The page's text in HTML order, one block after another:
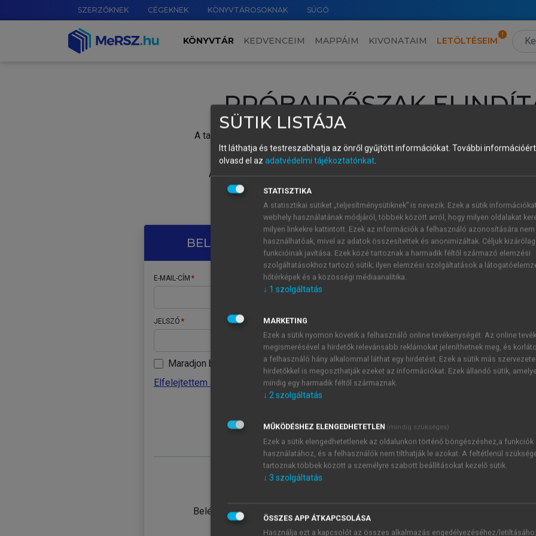
SZERZŐKNEK CÉGEKNEK KÖNYVTÁROSOKNAK SÚGÓ
KÖNYVTÁR KEDVENCEIM MAPPÁIM KIVONATAIM LETÖLTÉSEIM
PRÓBAIDŐSZAK
A tartalom megtekintéséhez lépj be a saját fiókoddal, iskolai azonosítóddal vagy
Új felhasználóként1 óra díjmentes hozzáférésrevagy
A próbaidőszak elindításához,
vagy hozz
A regisztráció után a
BELÉPÉS SAJÁT FIÓKKAL
E-MAIL-CÍM
JELSZÓ
Maradjon belépve
Elfelejtettem a jelszavamat
Belépés intézményi azonosítóval
ÚJ FIÓK
1 óra
JELSZÓ
Kérek értesítést a MeRSZ
Kérek értesítést az
SÜTIK LISTÁJA
Itt láthatja és testreszabhatja az önről gyűjtött információkat. További
olvasd el az adatvédelmi tájékoztatónkat.
STATISZTIKA
A statisztikai sütiket „teljesítménysütiknek” is nevezik. Ezek a sütik
webhely használatának módjáról, többek között arról, hogy milyen oldalakat
milyen linkekre kattintott. Ezek az információk a felhasználó azonosítására nem
használhatóak, mivel az adatok összesítettek és anonimizáltak. Céljuk
funkcióinak javítása. Ezek közé tartoznak a harmadik féltől származó elemzési
szolgáltatásokhoz tartozó sütik; ilyen elemzési szolgáltatások a
hőtérképek és a közösségi médiaanalitika.
↓ 1 szolgáltatás
MARKETING
Ezek a sütik nyomon követik a felhasználó online tevékenységét. Az online
megismerésével a hirdetők relevánsabb reklámokat jeleníthetnek meg, és
a felhasználó hány alkalommal láthat egy hirdetést. Ezek a sütik más
hirdetőkkel is megoszthatják ezeket az információkat. Ezek állandó sütik,
mindig egy harmadik féltől származnak.
↓ 2szolgáltatás
MŰKÖDÉSHEZ ELENGEDHETETLEN (mindig szükséges)
Ezek a sütik elengedhetetlenek az oldalunkon történő böngészéshez,a funkciók
használatához, és a felhasználók nem tilthatják le azokat. A feltétlenül
tartoznak többek között a személyre szabott beállításokat kezelő sütik.
↓ 3 szolgáltatás
ÖSSZES APP ÁTKAPCSOLÁSA
Használja ezt a kapcsolót az összes alkalmazás engedélyezéséhez/